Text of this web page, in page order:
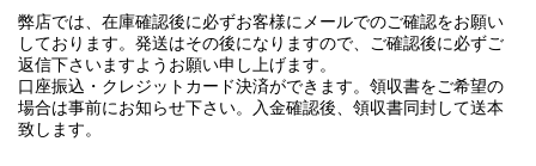
弊店では、在庫確認後に必ずお客様にメールでのご確認をお願い
しております。発送はその後になりますので、ご確認後に必ずご
返信下さいますようお願い申し上げます。
口座振込・クレジットカード決済ができます。領収書をご希望の
場合は事前にお知らせ下さい。入金確認後、領収書同封して送本
致します。